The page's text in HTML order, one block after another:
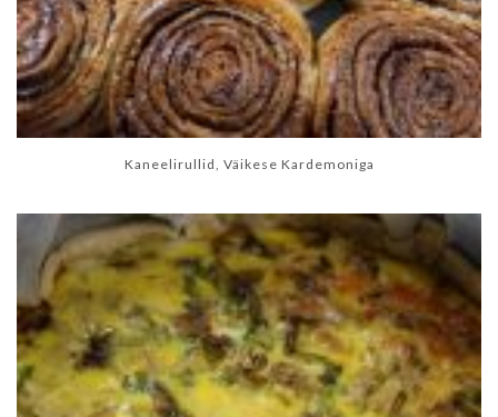
Kaneelirullid, Väikese Kardemoniga